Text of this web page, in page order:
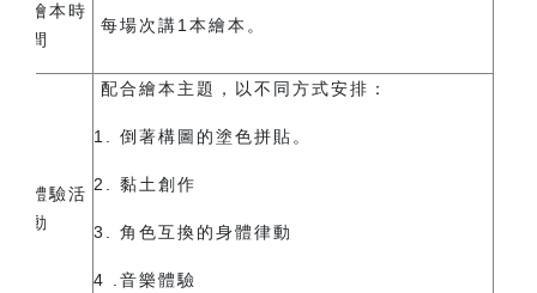
繪本時
間
每場次講1本繪本。
體驗活
動
配合繪本主題，以不同方式安排：
1. 倒著構圖的塗色拼貼。
2. 黏土創作
3. 角色互換的身體律動
4 .音樂體驗